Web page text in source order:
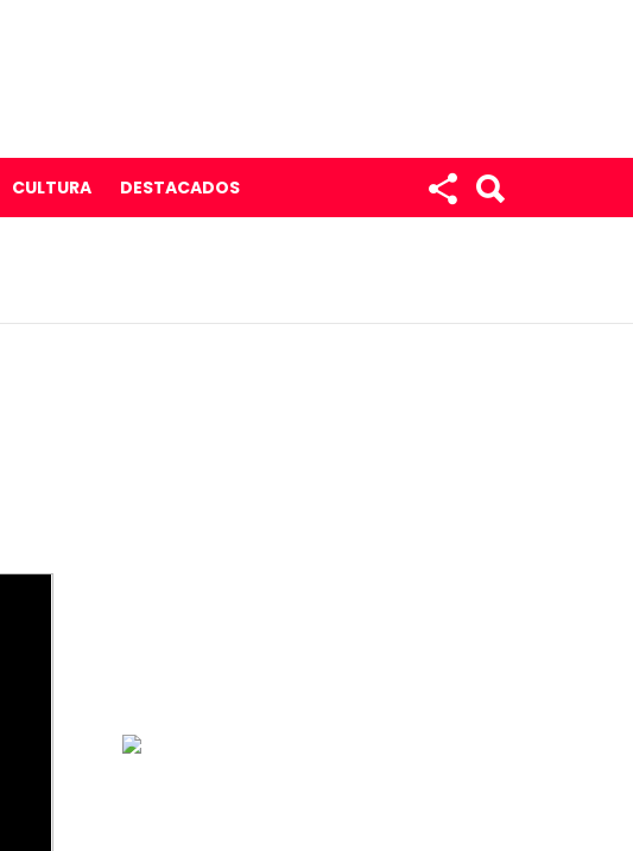
CULTURA DESTACADOS